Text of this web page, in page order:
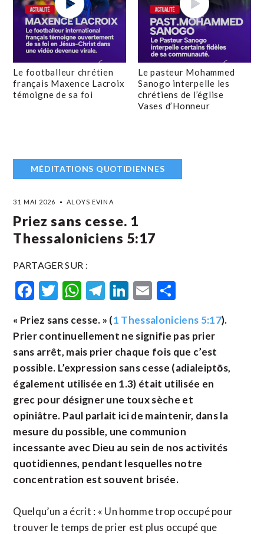
Le footballeur chrétien
français Maxence Lacroix
témoigne de sa foi
Le pasteur Mohammed
Sanogo interpelle les
chrétiens de l’église
Vases d’Honneur
MÉDITATIONS QUOTIDIENNES
31 MAI 2026 ALOYS EVINA
Priez sans cesse. 1
Thessaloniciens 5:17
PARTAGER SUR :
Facebook
Twitter
WhatsApp
Telegram
LinkedIn
Email
« Priez sans cesse. » (1 Thessaloniciens 5:17).
Prier continuellement ne signifie pas prier
sans arrêt, mais prier chaque fois que c’est
possible. L’expression sans cesse (adialeiptōs,
également utilisée en 1.3) était utilisée en
grec pour désigner une toux sèche et
opiniâtre. Paul parlait ici de maintenir, dans la
mesure du possible, une communion
incessante avec Dieu au sein de nos activités
quotidiennes, pendant lesquelles notre
concentration est souvent brisée.
Quelqu’un a écrit : « Un homme trop occupé pour
trouver le temps de prier est plus occupé que